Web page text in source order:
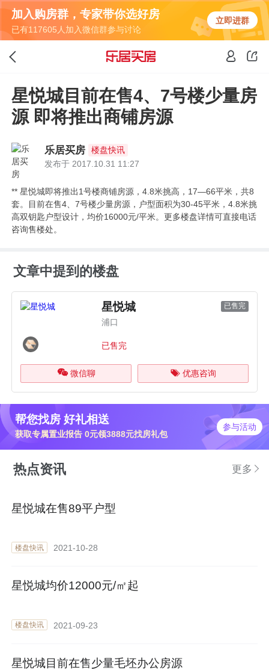
加入购房群，专家带你选好房
已有117605人加入微信群参与讨论
立即进群
星悦城目前在售4、7号楼少量房
源 即将推出商铺房源
乐居买房
楼盘快讯
发布于 2017.10.31 11:27
** 星悦城即将推出1号楼商铺房源，4.8米挑高，17—66平米，共8
套。目前在售4、7号楼少量房源，户型面积为30-45平米，4.8米挑
高双钥匙户型设计，均价16000元/平米。更多楼盘详情可直接电话
咨询售楼处。
文章中提到的楼盘
星悦城 已售完
浦口
已售完
微信聊 优惠咨询
帮您找房 好礼相送
获取专属置业报告 0元领3888元找房礼包
参与活动
热点资讯 更多
星悦城在售89平户型
楼盘快讯 2021-10-28
星悦城均价12000元/㎡起
楼盘快讯 2021-09-23
星悦城目前在售少量毛坯办公房源